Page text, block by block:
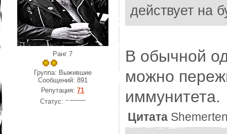
Ранг 7
Группа: Выжившие
Сообщений: 891
Репутация:71
Статус:
действует на
В обычной
можно
иммунитета.
Цитата